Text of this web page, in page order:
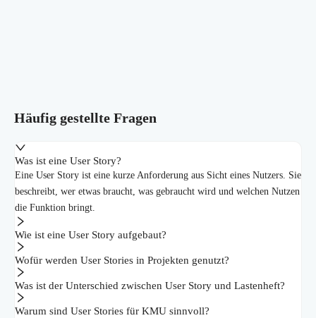
Häufig gestellte Fragen
Was ist eine User Story?
Eine User Story ist eine kurze Anforderung aus Sicht eines Nutzers. Sie
beschreibt, wer etwas braucht, was gebraucht wird und welchen Nutzen
die Funktion bringt.
Wie ist eine User Story aufgebaut?
Wofür werden User Stories in Projekten genutzt?
Was ist der Unterschied zwischen User Story und Lastenheft?
Warum sind User Stories für KMU sinnvoll?